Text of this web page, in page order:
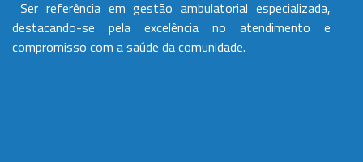
Ser referência em gestão ambulatorial especializada,
destacando-se pela excelência no atendimento e
compromisso com a saúde da comunidade.